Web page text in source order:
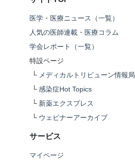
医学・医療ニュース（一覧）
人気の医師連載・医療コラム
学会レポート（一覧）
特設ページ
└ メディカルトリビューン情報局
└ 感染症Hot Topics
└ 新薬エクスプレス
└ ウェビナーアーカイブ
サービス
マイページ